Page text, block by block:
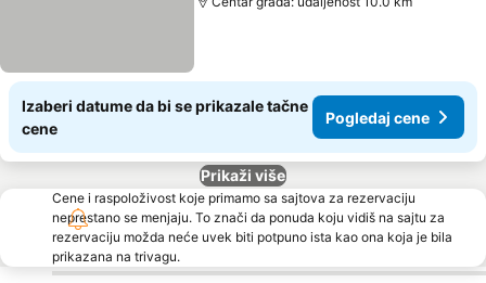
Izaberi datume da bi se prikazale tačne
cene
Pogledaj cene
Prikaži više
Cene i raspoloživost koje primamo sa sajtova za rezervaciju
neprestano se menjaju. To znači da ponuda koju vidiš na sajtu za
rezervaciju možda neće uvek biti potpuno ista kao ona koja je bila
prikazana na trivagu.